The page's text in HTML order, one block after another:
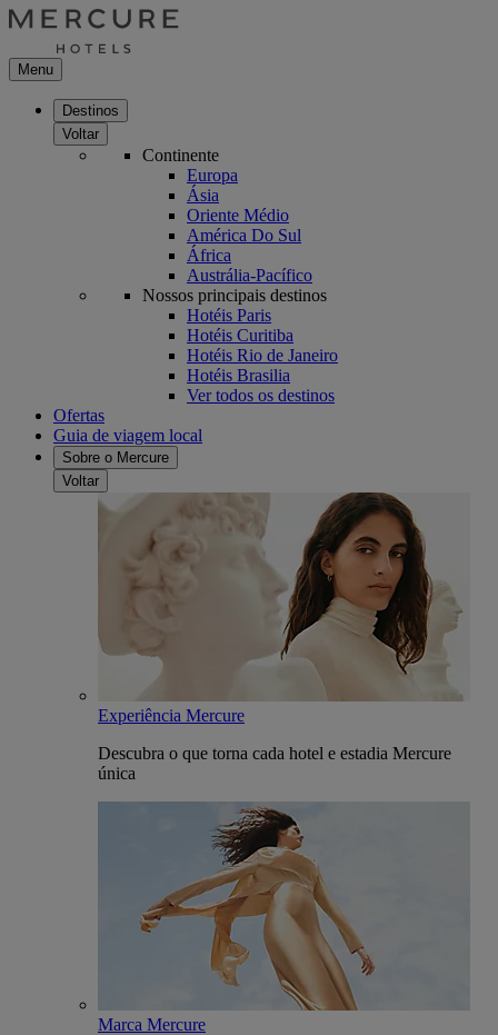
Menu
Destinos
Voltar
Continente
Europa
Ásia
Oriente Médio
América Do Sul
África
Austrália-Pacífico
Nossos principais destinos
Hotéis Paris
Hotéis Curitiba
Hotéis Rio de Janeiro
Hotéis Brasilia
Ver todos os destinos
Ofertas
Guia de viagem local
Sobre o Mercure
Voltar
Experiência Mercure
Descubra o que torna cada hotel e estadia Mercure
única
Marca Mercure